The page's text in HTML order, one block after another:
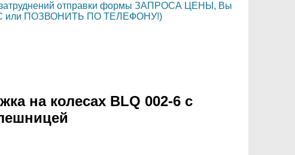
отправки формы ЗАПРОСА ЦЕНЫ, Вы
или ПОЗВОНИТЬ ПО ТЕЛЕФОНУ!)
на колесах BLQ 002-6 с